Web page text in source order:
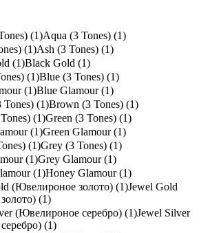
Aqua (3 Tones) (1)
Ash (3 Tones) (1)
Black Gold (1)
Blue (3 Tones) (1)
Blue Glamour (1)
Brown (3 Tones) (1)
Green (3 Tones) (1)
Green Glamour (1)
Grey (3 Tones) (1)
Grey Glamour (1)
Honey Glamour (1)
Jewel Gold
(1)
Jewel Silver
(1)